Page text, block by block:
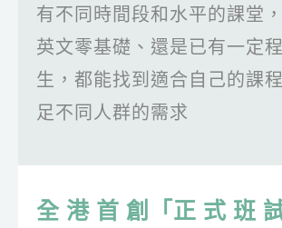
有不同時間段和水平的課堂
英文零基礎、還是已有一定
生，都能找到適合自己的課
足不同人群的需求
全 港 首 創 「正 式 班